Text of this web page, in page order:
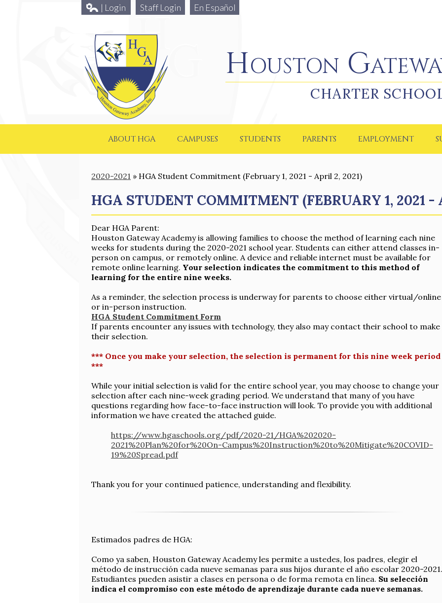
Houston
ABOUT HGA CAMPUSES STUDENTS PARENTS EMPLOYMENT
| Login Staff Login En Español
CHARTER
2020-2021 » HGA Student Commitment (February 1, 2021 - April 2, 2021)
HGA STUDENT COMMITMENT (FEBRUARY 1, 2021 -
Dear HGA Parent:
Houston Gateway Academy is allowing families to choose the method of learning each nine
weeks for students during the 2020-2021 school year. Students can either attend classes in-
person on campus, or remotely online. A device and reliable internet must be available for
remote online learning. Your selection indicates the commitment to this method of
learning for the entire nine weeks.
As a reminder, the selection process is underway for parents to choose either virtual/online
or in-person instruction.
HGA Student Commitment Form
If parents encounter any issues with technology, they also may contact their school to make
their selection.
*** Once you make your selection, the selection is permanent for this nine week period
***
While your initial selection is valid for the entire school year, you may choose to change your
selection after each nine-week grading period. We understand that many of you have
questions regarding how face-to-face instruction will look. To provide you with additional
information we have created the attached guide.
https://www.hgaschools.org/pdf/2020-21/HGA%202020-
2021%20Plan%20for%20On-Campus%20Instruction%20to%20Mitigate%20COVID-
19%20Spread.pdf
Thank you for your continued patience, understanding and flexibility.
Estimados padres de HGA:
Como ya saben, Houston Gateway Academy les permite a ustedes, los padres, elegir el
método de instrucción cada nueve semanas para sus hijos durante el año escolar 2020-2021.
Estudiantes pueden asistir a clases en persona o de forma remota en línea. Su selección
indica el compromiso con este método de aprendizaje durante cada nueve semanas.